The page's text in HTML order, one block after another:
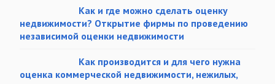
Как и где можно сделать оценку
недвижимости? Открытие фирмы по проведению
независимой оценки недвижимости
Как производится и для чего нужна
оценка коммерческой недвижимости, нежилых,